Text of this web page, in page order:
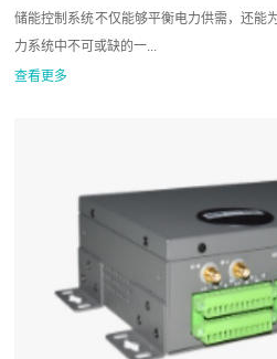
储能控制系统不仅能够平衡电力供需，还能
力系统中不可或缺的一...
查看更多